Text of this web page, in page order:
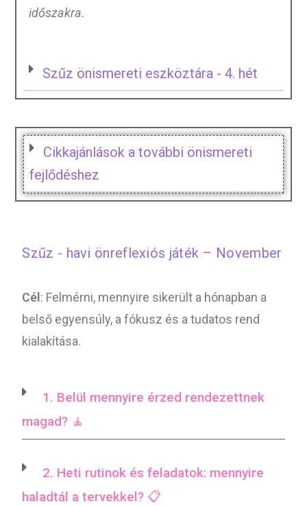
időszakra.
Szűz önismereti eszköztára - 4. hét
Cikkajánlások a további önismereti
fejlődéshez
Szűz - havi önreflexiós játék – November
Cél : Felmérni, mennyire sikerült a hónapban a
belső egyensúly, a fókusz és a tudatos rend
kialakítása.
1. Belül mennyire érzed rendezettnek
magad? 🧘
2. Heti rutinok és feladatok: mennyire
haladtál a tervekkel? 📋